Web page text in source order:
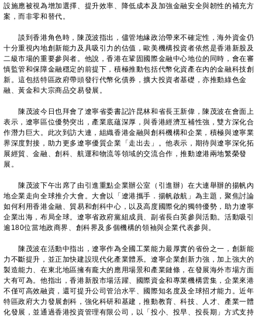
設施應被視為增加選擇、提升效率、降低成本及加強金融安全與韌性的補充方
案，而非零和替代。
談到香港角色時，陳茂波指出，儘管地緣政治帶來不確定性，海外資金仍
十分重視內地創新能力及具吸引力的估值，歐美機構投資者依然是香港新股及
二級市場的重要參與者。他說，香港在鞏固國際金融中心地位的同時，會在審
慎監管和保障金融穩定的前提下，積極推動包括代幣化資產在內的金融科技創
新。這包括特區政府帶頭發行代幣化債券，擴大投資者基礎，亦推動綠色金
融、黃金和大宗商品交易發展。
陳茂波今日也拜會了遼寧省委書記許昆林和省長王新偉，陳茂波在會面上
表示，遼寧區位優勢突出，產業底蘊深厚，與香港經濟互補性強，雙方深化合
作潛力巨大。此次到訪大連，組織香港金融與創科機構和企業，積極與遼寧業
界深度對接，助力更多遼寧優質企業「走出去」。他表示，期待與遼寧深化拓
展經貿、金融、創科、航運和物流等領域的交流合作，推動遼港兩地繁榮發
展。
陳茂波下午出席了由引進重點企業辦公室（引進辦）在大連舉辦的揚帆內
地企業走向全球推介大會。大會以「遼港攜手．揚帆啟航」為主題，聚焦討論
如何利用香港金融、貿易和創科中心，以及高度國際化的獨特優勢，助力遼寧
企業出海，布局全球。遼寧省政府黨組成員、副省長白英參與活動。活動吸引
逾180位當地政商界、創科界及多個機構的領袖與企業代表參與。
陳茂波在活動中指出，遼寧作為全國工業能力最厚實的省份之一，創新能
力不斷提升，並正加快建設現代化產業體系。遼寧企業創新力強，加上強大的
製造能力、在東北地區擁有龐大的應用場景和產業鏈條，在發展海外市場方面
大有可為。他指出，香港新股市場活躍、國際資金和專業機構雲集，企業來港
不僅可高效融資，還可提升公司管治水平、國際知名度及全球招才能力。近年
特區政府大力發展創科，強化科研和基建，推動教育、科技、人才、產業一體
化發展，並通過香港投資管理有限公司，以「投小、投早、投長期」方式支持